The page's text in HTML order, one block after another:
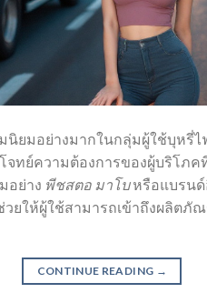
นิยมอย่างมากในกลุ่มผู้ใช้บุหรี่
จทย์ความต้องการของผู้บริโภค
อย่าง พีชสตอ มาโบหรือแบรนด์
วยให้ผู้ใช้สามารถเข้าถึงผลิตภั
CONTINUE READING →